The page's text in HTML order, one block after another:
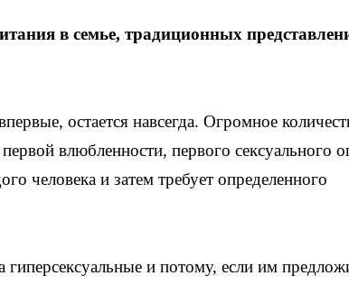
в семье, традиционных
остается навсегда. Огромное
влюбленности, первого сексуального
человека и затем требует определенного
и потому, если им